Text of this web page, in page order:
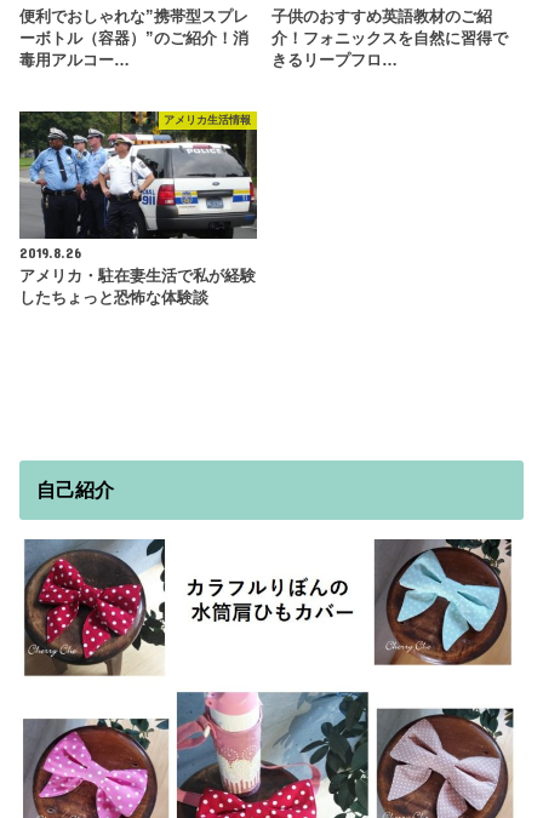
便利でおしゃれな”携帯型スプレ
ーボトル（容器）”のご紹介！消
毒用アルコー…
子供のおすすめ英語教材のご紹
介！フォニックスを自然に習得で
きるリープフロ…
アメリカ生活情報
2019.8.26
アメリカ・駐在妻生活で私が経験
したちょっと恐怖な体験談
自己紹介